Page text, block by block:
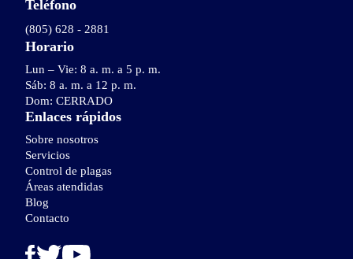
Teléfono
(805) 628 - 2881
Horario
Lun – Vie: 8 a. m. a 5 p. m.
Sáb: 8 a. m. a 12 p. m.
Dom: CERRADO
Enlaces rápidos
Sobre nosotros
Servicios
Control de plagas
Áreas atendidas
Blog
Contacto